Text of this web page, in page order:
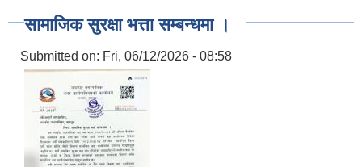
सामाजिक सुरक्षा भत्ता सम्बन्धमा ।
Submitted on: Fri, 06/12/2026 - 08:58